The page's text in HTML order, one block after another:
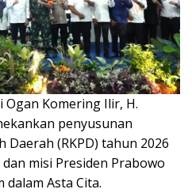
Ogan Komering Ilir, H.
penyusunan
Daerah (RKPD) tahun 2026
misi Presiden Prabowo
Asta Cita.